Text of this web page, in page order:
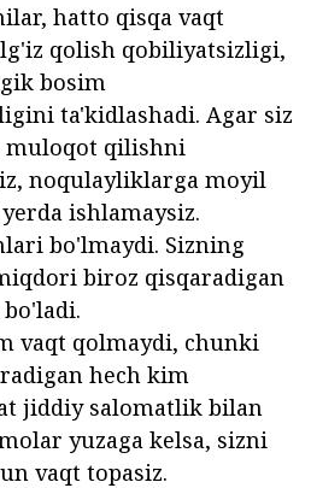
hatto qisqa vaqt
qolish qobiliyatsizligi,
bosim
ta'kidlashadi. Agar siz
muloqot qilishni
noqulayliklarga moyil
ishlamaysiz.
bo'lmaydi. Sizning
biroz qisqaradigan
vaqt qolmaydi, chunki
hech kim
jiddiy salomatlik bilan
yuzaga kelsa, sizni
vaqt topasiz.